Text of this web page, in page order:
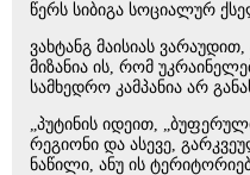
წერს სიბიგა სოციალურ
ვახტანგ მაისიას
მიზანია ის, რომ
სამხედრო კამპანია არ
„პუტინის იდეით,
რეგიონი და ასევე,
ნაწილი, ანუ ის